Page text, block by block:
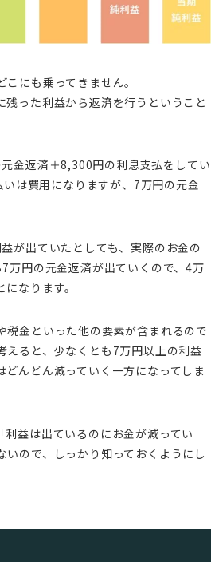
にも乗ってきません。
残った利益から返済を行うということ
金返済＋8,300円の利息支払をしてい
は費用になりますが、7万円の元金
が出ていたとしても、実際のお金の
万円の元金返済が出ていくので、4万
なります。
税金といった他の要素が含まれるので
えると、少なくとも7万円以上の利益
んどん減っていく一方になってしま
利益は出ているのにお金が減ってい
いので、しっかり知っておくようにし